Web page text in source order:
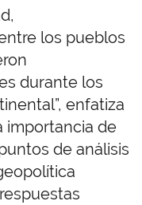
los pueblos
durante los
enfatiza
importancia de
de análisis